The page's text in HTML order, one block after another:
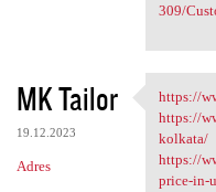
309/
MK Tailor
19.12.2023
Adres
https://
https://
https://
kolkata/
https://
price-in-